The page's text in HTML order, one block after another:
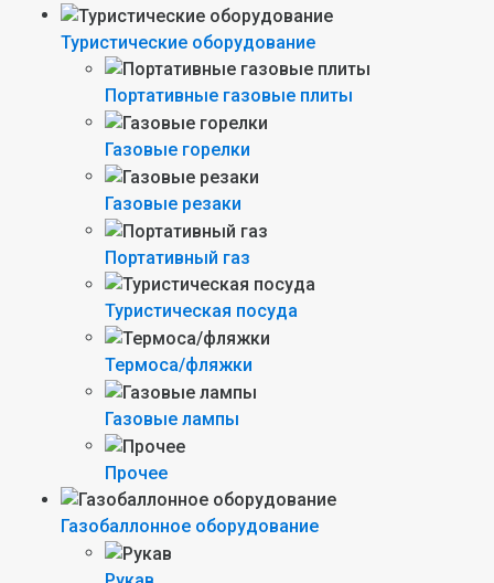
Туристические оборудование
Портативные газовые плиты
Газовые горелки
Газовые резаки
Портативный газ
Туристическая посуда
Термоса/фляжки
Газовые лампы
Прочее
Газобаллонное оборудование